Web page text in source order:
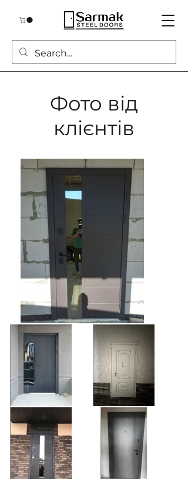
Фото від
клієнтів